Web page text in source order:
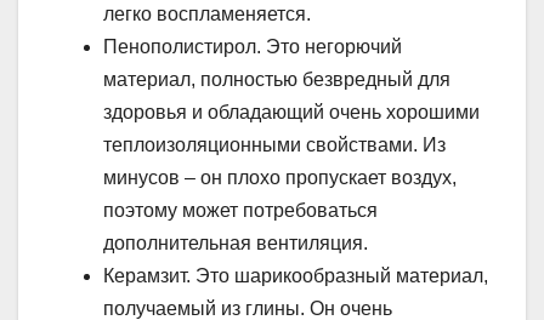
легко воспламеняется.
Пенополистирол. Это негорючий
материал, полностью безвредный для
здоровья и обладающий очень хорошими
теплоизоляционными свойствами. Из
минусов – он плохо пропускает воздух,
поэтому может потребоваться
дополнительная вентиляция.
Керамзит. Это шарикообразный материал,
получаемый из глины. Он очень